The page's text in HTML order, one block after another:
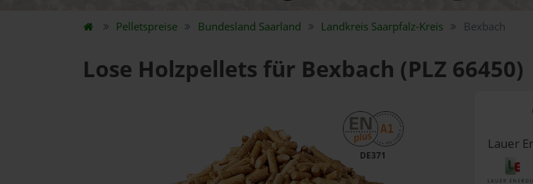
Pelletspreise Bundesland Saarland Landkreis Saarpfalz-Kreis Bexbach
Lose Holzpellets für Bexbach (PLZ 66450)
DE371
Lauer